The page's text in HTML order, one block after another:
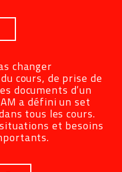
changer
cours, de prise de
documents d’un
a défini un set
tous les cours.
et besoins